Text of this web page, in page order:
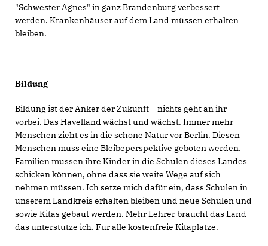
"Schwester Agnes" in ganz Brandenburg verbessert
werden. Krankenhäuser auf dem Land müssen erhalten
bleiben.
Bildung
Bildung ist der Anker der Zukunft – nichts geht an ihr
vorbei. Das Havelland wächst und wächst. Immer mehr
Menschen zieht es in die schöne Natur vor Berlin. Diesen
Menschen muss eine Bleibeperspektive geboten werden.
Familien müssen ihre Kinder in die Schulen dieses Landes
schicken können, ohne dass sie weite Wege auf sich
nehmen müssen. Ich setze mich dafür ein, dass Schulen in
unserem Landkreis erhalten bleiben und neue Schulen und
sowie Kitas gebaut werden. Mehr Lehrer braucht das Land -
das unterstütze ich. Für alle kostenfreie Kitaplätze.